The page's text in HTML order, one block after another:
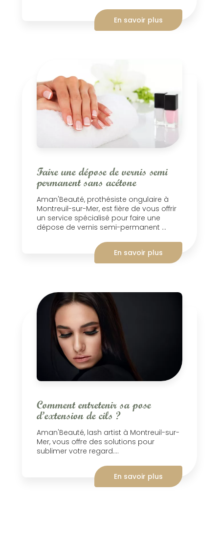
En savoir plus
Faire une dépose de vernis semi
permanent sans acétone
Aman'Beauté, prothésiste ongulaire à
Montreuil-sur-Mer, est fière de vous offrir
un service spécialisé pour faire une
dépose de vernis semi-permanent ...
En savoir plus
Comment entretenir sa pose
d’extension de cils ?
Aman'Beauté, lash artist à Montreuil-sur-
Mer, vous offre des solutions pour
sublimer votre regard....
En savoir plus